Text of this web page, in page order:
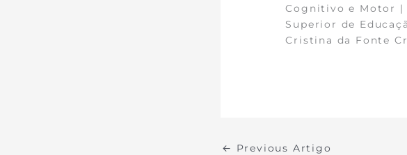
Cognitivo e Motor |
Superior de
Cristina da Fonte
← Previous Artigo